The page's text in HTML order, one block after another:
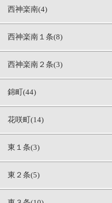
西神楽南(4)
西神楽南１条(8)
西神楽南２条(3)
錦町(44)
花咲町(14)
東１条(3)
東２条(5)